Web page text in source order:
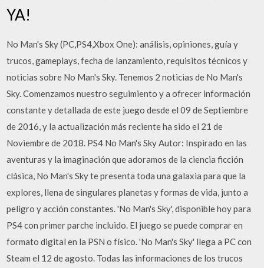
YA!
No Man's Sky (PC,PS4,Xbox One): análisis, opiniones, guía y
trucos, gameplays, fecha de lanzamiento, requisitos técnicos y
noticias sobre No Man's Sky. Tenemos 2 noticias de No Man's
Sky. Comenzamos nuestro seguimiento y a ofrecer información
constante y detallada de este juego desde el 09 de Septiembre
de 2016, y la actualización más reciente ha sido el 21 de
Noviembre de 2018. PS4 No Man's Sky Autor: Inspirado en las
aventuras y la imaginación que adoramos de la ciencia ficción
clásica, No Man's Sky te presenta toda una galaxia para que la
explores, llena de singulares planetas y formas de vida, junto a
peligro y acción constantes. 'No Man's Sky', disponible hoy para
PS4 con primer parche incluido. El juego se puede comprar en
formato digital en la PSN o físico. 'No Man's Sky' llega a PC con
Steam el 12 de agosto. Todas las informaciones de los trucos